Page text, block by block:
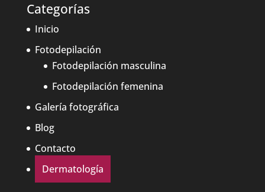
Categorías
Inicio
Fotodepilación
Fotodepilación masculina
Fotodepilación femenina
Galería fotográfica
Blog
Contacto
Dermatología